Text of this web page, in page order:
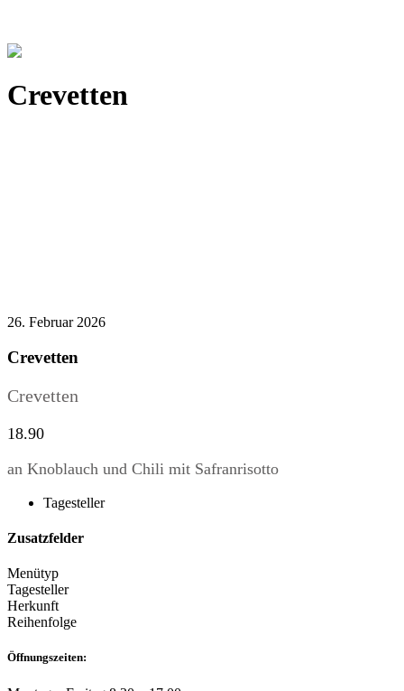
Crevetten
26. Februar 2026
Crevetten
Crevetten
18.90
an Knoblauch und Chili mit Safranrisotto
Tagesteller
Zusatzfelder
Menütyp
Tagesteller
Herkunft
Reihenfolge
Öffnungszeiten: